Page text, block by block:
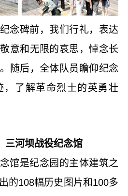
念碑前，我们行礼，表达
意和无限的哀思，悼念长
随后，全体队员瞻仰纪念
，了解革命烈士的英勇壮
三河坝战役纪念馆
馆是纪念园的主体建筑之
的108幅历史图片和100多